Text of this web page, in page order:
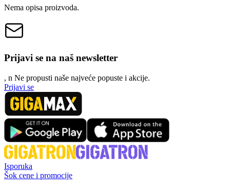
Nema opisa proizvoda.
Prijavi se na naš newsletter
, n Ne propusti naše najveće popuste i akcije.
Prijavi se
Isporuka
Šok cene i promocije